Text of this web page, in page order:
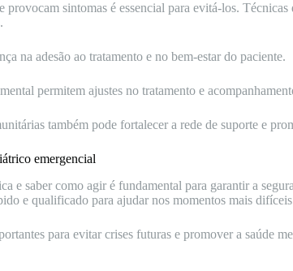
provocam sintomas é essencial para evitá-los.
na adesão ao tratamento e no bem-estar do paciente.
permitem ajustes no tratamento e
também pode fortalecer a rede de suporte e
emergencial
e saber como agir é fundamental para garantir a
e qualificado para ajudar nos momentos mais
para evitar crises futuras e promover a saúde